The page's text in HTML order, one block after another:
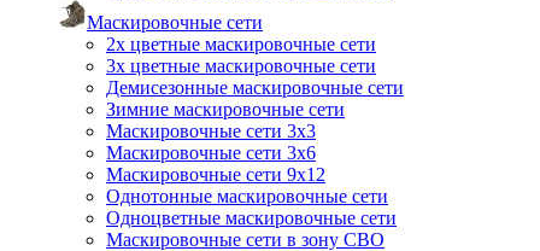
Маскировочные сети
2х цветные маскировочные сети
3х цветные маскировочные сети
Демисезонные маскировочные сети
Зимние маскировочные сети
Маскировочные сети 3х3
Маскировочные сети 3х6
Маскировочные сети 9х12
Однотонные маскировочные сети
Одноцветные маскировочные сети
Маскировочные сети в зону СВО